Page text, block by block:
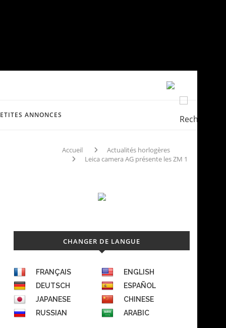
ANNONCES
Accueil
Actualités horlogères
Leica camera AG présente les ZM 1
CHANGER DE LANGUE
FRANÇAIS
ENGLISH
DEUTSCH
ESPAÑOL
JAPANESE
CHINESE
RUSSIAN
ARABIC